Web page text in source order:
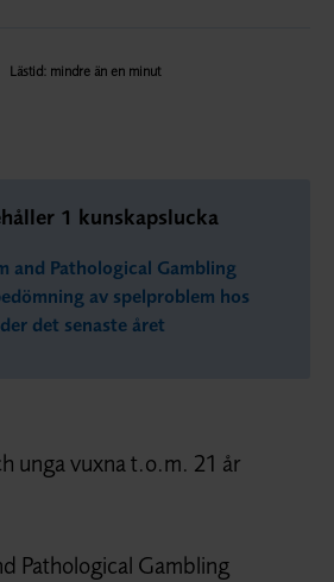
Facebook
på LinkedIn
sidan via E-post
Lästid: mindre än en minut
1 kunskapslucka
and Pathological Gambling
av spelproblem hos
det senaste året
unga vuxna t.o.m. 21 år
Pathological Gambling